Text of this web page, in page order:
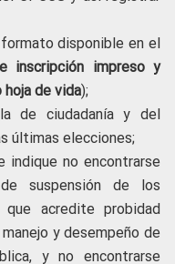
disponible en el
inscripción impreso y
hoja de vida);
de ciudadanía y del
últimas elecciones;
indique no encontrarse
suspensión de los
que acredite probidad
y desempeño de
y no encontrarse